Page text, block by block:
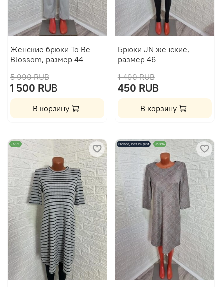
Женские брюки To Be
Blossom, размер 44
5 990 RUB
1 500 RUB
В корзину
Брюки JN женские,
размер 46
1 490 RUB
450 RUB
В корзину
-73% Новое, без бирки -69%